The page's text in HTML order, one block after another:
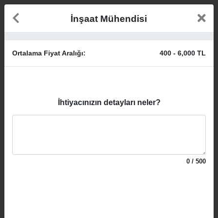
İnşaat Mühendisi
Ortalama Fiyat Aralığı: 400 - 6,000 TL
İhtiyacınızın detayları neler?
0 / 500